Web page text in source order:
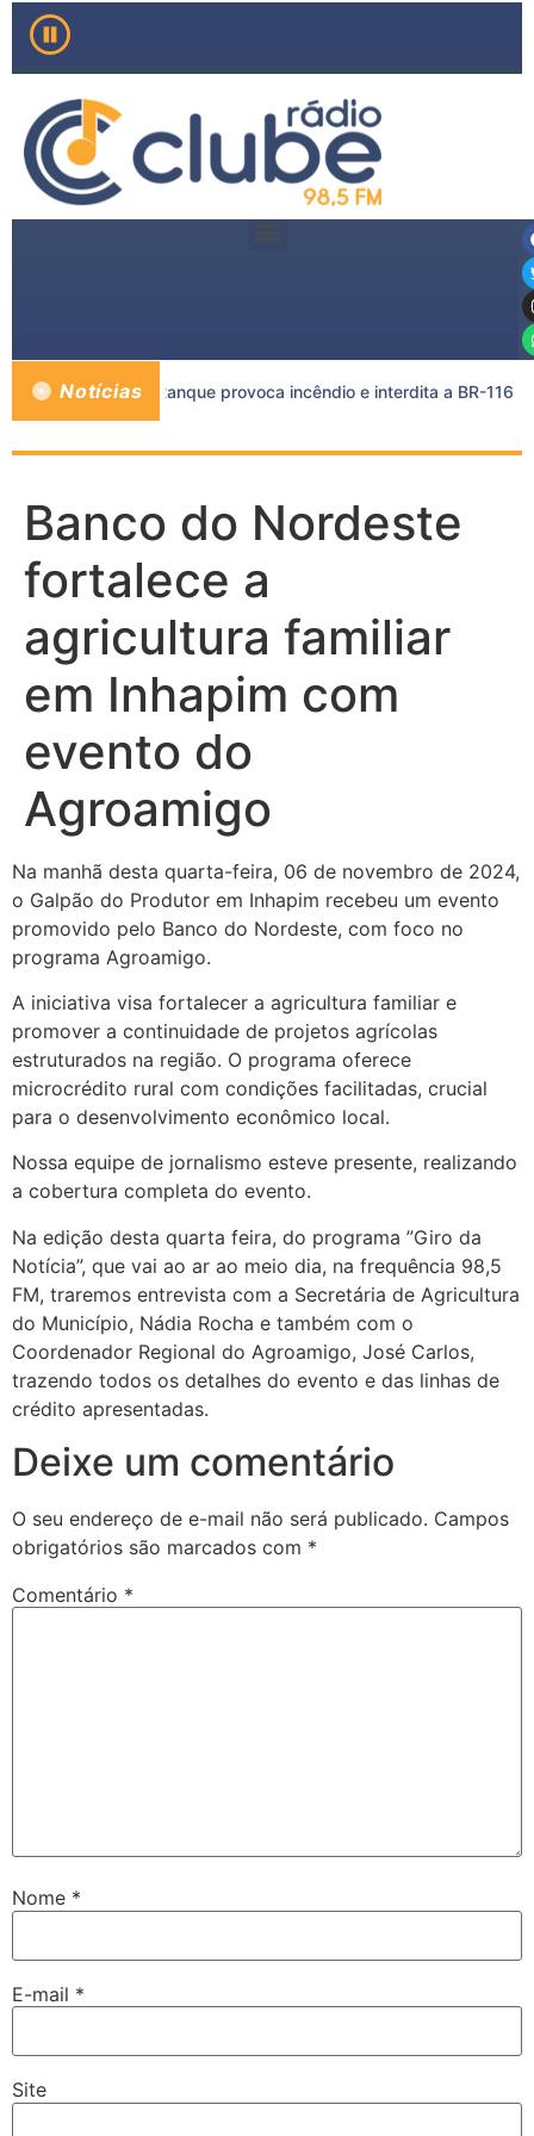
Notícias
e caminhão-tanque provoca incêndio e interdita a BR-116
Banco do Nordeste
fortalece a
agricultura familiar
em Inhapim com
evento do
Agroamigo
Na manhã desta quarta-feira, 06 de novembro de 2024,
o Galpão do Produtor em Inhapim recebeu um evento
promovido pelo Banco do Nordeste, com foco no
programa Agroamigo.
A iniciativa visa fortalecer a agricultura familiar e
promover a continuidade de projetos agrícolas
estruturados na região. O programa oferece
microcrédito rural com condições facilitadas, crucial
para o desenvolvimento econômico local.
Nossa equipe de jornalismo esteve presente, realizando
a cobertura completa do evento.
Na edição desta quarta feira, do programa ”Giro da
Notícia”, que vai ao ar ao meio dia, na frequência 98,5
FM, traremos entrevista com a Secretária de Agricultura
do Município, Nádia Rocha e também com o
Coordenador Regional do Agroamigo, José Carlos,
trazendo todos os detalhes do evento e das linhas de
crédito apresentadas.
Deixe um comentário
O seu endereço de e-mail não será publicado. Campos
obrigatórios são marcados com *
Comentário *
Nome *
E-mail *
Site